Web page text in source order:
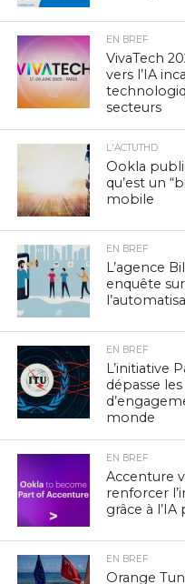
EN BREF
VivaTech
vers l’IA
secteurs
L'ACTUTHD
Ookla
qu’est un
mobile
EN BREF
L’agence
enquête
EN BREF
L’initiative
dépasse
monde
EN BREF
Accenture
renforcer
grâce à
EN BREF
Orange